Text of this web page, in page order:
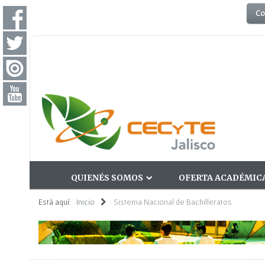
QUIENÉS SOMOS OFERTA
Está aquí: Inicio Sistema Nacional de Bachilleratos